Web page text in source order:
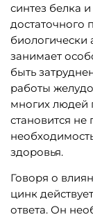
синтез белка
достаточного
занимает
быть
работы
многих людей
становится
здоровья.
Говоря о
цинк
ответа. Он